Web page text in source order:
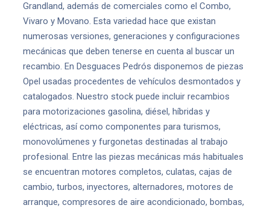
Grandland, además de comerciales como el Combo,
Vivaro y Movano. Esta variedad hace que existan
numerosas versiones, generaciones y configuraciones
mecánicas que deben tenerse en cuenta al buscar un
recambio. En Desguaces Pedrós disponemos de piezas
Opel usadas procedentes de vehículos desmontados y
catalogados. Nuestro stock puede incluir recambios
para motorizaciones gasolina, diésel, híbridas y
eléctricas, así como componentes para turismos,
monovolúmenes y furgonetas destinadas al trabajo
profesional. Entre las piezas mecánicas más habituales
se encuentran motores completos, culatas, cajas de
cambio, turbos, inyectores, alternadores, motores de
arranque, compresores de aire acondicionado, bombas,